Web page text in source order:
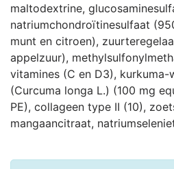
maltodextrine,
natriumchondroïtinesulfaat
munt en citroen),
appelzuur),
vitamines (C en D3),
(Curcuma longa L.) (100 mg
PE), collageen type II (10),
mangaancitraat,